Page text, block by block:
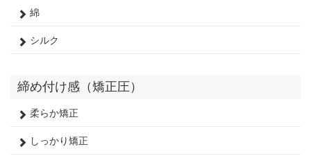
綿
シルク
締め付け感（矯正圧）
柔らか矯正
しっかり矯正